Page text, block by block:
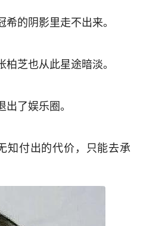
的阴影里走不出来。
芝也从此星途暗淡。
了娱乐圈。
知付出的代价，只能去承